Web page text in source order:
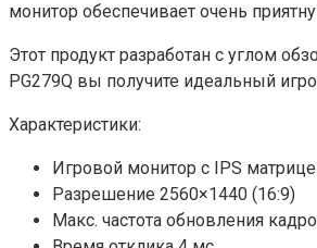
монитор обеспечивает очень
Этот продукт разработан с углом
PG279Q вы получите идеальный
Характеристики:
Игровой монитор c IPS
Разрешение 2560×1440 (16:9)
Макс. частота обновления